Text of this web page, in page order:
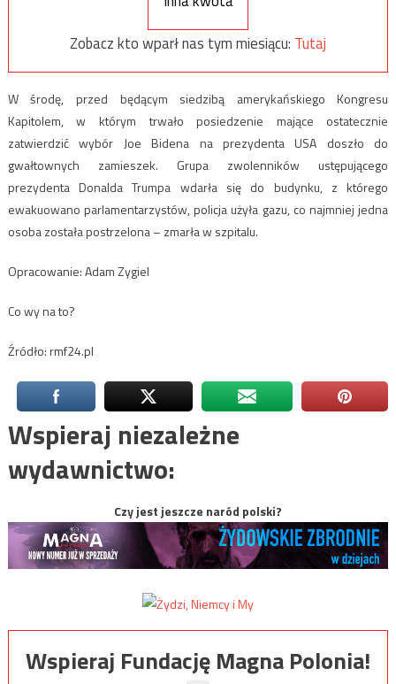
Zobacz kto wparł nas tym miesiącu: Tutaj
W środę, przed będącym siedzibą amerykańskiego Kongresu
Kapitolem, w którym trwało posiedzenie mające ostatecznie
zatwierdzić wybór Joe Bidena na prezydenta USA doszło do
gwałtownych zamieszek. Grupa zwolenników ustępującego
prezydenta Donalda Trumpa wdarła się do budynku, z którego
ewakuowano parlamentarzystów, policja użyła gazu, co najmniej jedna
osoba została postrzelona – zmarła w szpitalu.
Opracowanie: Adam Zygiel
Co wy na to?
Źródło: rmf24.pl
Wspieraj niezależne
wydawnictwo:
Czy jest jeszcze naród polski?
Wspieraj Fundację Magna Polonia!